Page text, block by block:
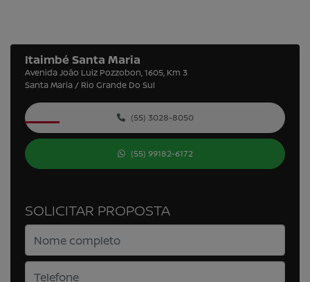
Itaimbé Santa Maria
Avenida João Luiz Pozzobon, 1605, Km 3
Santa Maria / Rio Grande Do Sul
(55) 3028-8050
(55) 99182-6172
SOLICITAR PROPOSTA